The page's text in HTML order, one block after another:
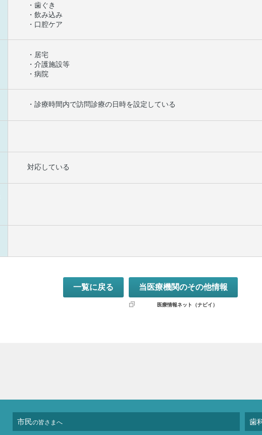
・歯ぐき
・飲み込み
・口腔ケア
・居宅
・介護施設等
・病院
・診療時間内で訪問診療の日時を設定している
対応している
一覧に戻る 当医療機関のその他情報
医療情報ネット（ナビイ）
市民の皆さまへ 歯